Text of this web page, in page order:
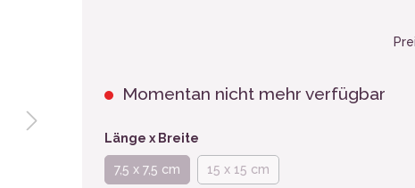
Momentan nicht mehr verfügbar
Länge x Breite
7,5 x 7,5 cm 15 x 15 cm